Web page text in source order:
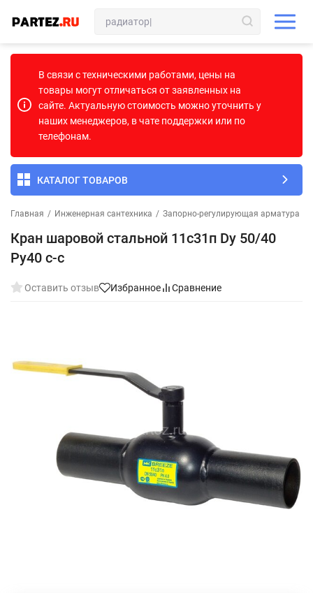
В связи с техническими работами, цены на
товары могут отличаться от заявленных на
сайте. Актуальную стоимость можно уточнить у
наших менеджеров, в чате поддержки или по
телефонам.
КАТАЛОГ ТОВАРОВ
Главная / Инженерная сантехника / Запорно-регулирующая арматура
Кран шаровой стальной 11с31п Dу 50/40
Pу40 с-с
Оставить отзыв Избранное Сравнение